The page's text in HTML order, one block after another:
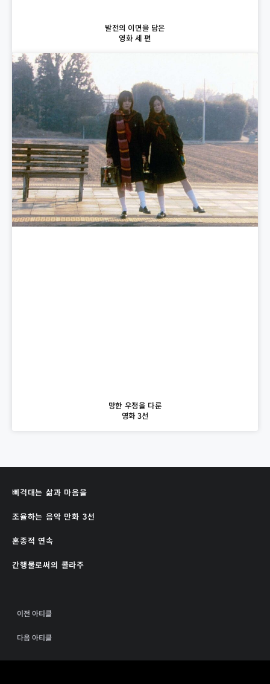
발전의 이면을 담은
영화 세 편
망한 우정을 다룬
영화 3선
삐걱대는 삶과 마음을
조율하는 음악 만화 3선
혼종적 연속
간행물로써의 콜라주
이전 아티클
다음 아티클